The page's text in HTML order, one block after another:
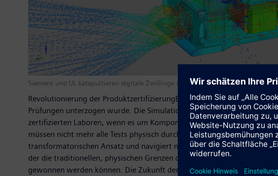
Siemens und UL katapultieren digitale Zwillinge in gültige Qualität für die
Revolutionierung der ProduktzertifizierungBislang erfordert die
Prüfungen unterzogen wurde. Die Simulation auf Basis des digitalen
zertifizierten Laboren, wenn es um Komponenten der
müssen nicht mehr alle Tests physisch durchlaufen, der Prozess
transformatorischen Ansatz und navigiert mit beispielloser Expertise
der die traditionellen, physischen Grenzen des Testens überwunden
gewonnen werden können. Die Zukunft der Zertifizierung wird